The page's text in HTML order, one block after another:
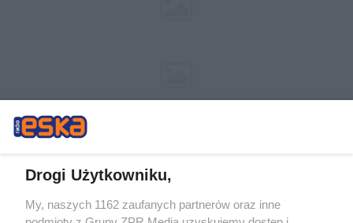
Żaden utwór zamieszczony w serwisie nie może być powielany i
Drogi Użytkowniku,
My, naszych 1162 zaufanych partnerów oraz inne